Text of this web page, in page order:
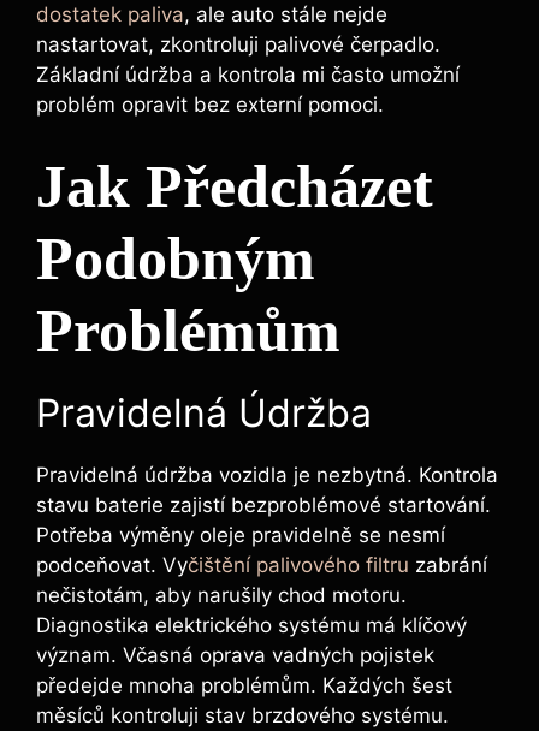
dostatek paliva, ale auto stále nejde
nastartovat, zkontroluji palivové čerpadlo.
Základní údržba a kontrola mi často umožní
problém opravit bez externí pomoci.
Jak Předcházet
Podobným
Problémům
Pravidelná Údržba
Pravidelná údržba vozidla je nezbytná. Kontrola
stavu baterie zajistí bezproblémové startování.
Potřeba výměny oleje pravidelně se nesmí
podceňovat. Vyčištění palivového filtru zabrání
nečistotám, aby narušily chod motoru.
Diagnostika elektrického systému má klíčový
význam. Včasná oprava vadných pojistek
předejde mnoha problémům. Každých šest
měsíců kontroluji stav brzdového systému.